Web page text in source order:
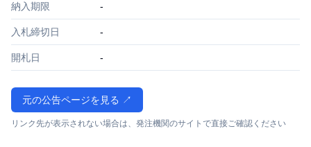
納入期限 -
入札締切日 -
開札日 -
元の公告ページを見る ↗
リンク先が表示されない場合は、発注機関のサイトで直接ご確認ください